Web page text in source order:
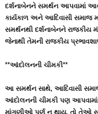
દર્શનાબેનને સમર્થન આપવામાં
કાર્યકાળ અને આદિવાસી સમાજ
સમર્થનથી દર્શનાબેનને રાજકીય
જેનાથી તેમની રાજકીય
**આંદોલનની ચીમકી**
આ સમર્થન સાથે, આદિવાસી
આંદોલનની ચીમકી પણ
માંગણીઓ પૂર્ણ ન થાય, તો તેઓ